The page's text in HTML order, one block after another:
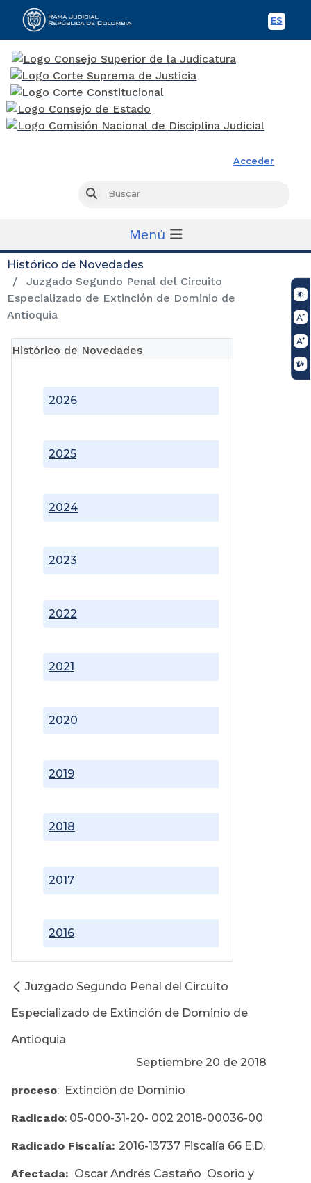
ES
Acceder
Buscar
Menú
Histórico de Novedades
Juzgado Segundo Penal del Circuito
Especializado de Extinción de Dominio de
Antioquia
Histórico de Novedades
2016
2017
2018
2019
2020
2021
2022
2023
2024
2025
2026
Juzgado Segundo Penal del Circuito
Especializado de Extinción de Dominio de
Antioquia
Septiembre 20 de 2018
proceso: Extinción de Dominio
Radicado: 05-000-31-20- 002 2018-00036-00
Radicado Fiscalía: 2016-13737 Fiscalía 66 E.D.
Afectada: Oscar Andrés Castaño Osorio y